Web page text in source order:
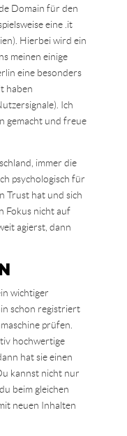
Domain für den
eine .it
Hierbei wird ein
meinen einige
eine besonders
haben
Ich
gemacht und freue
immer die
psychologisch für
Trust hat und sich
Fokus nicht auf
agierst, dann
wichtiger
schon registriert
prüfen.
hochwertige
hat sie einen
kannst nicht nur
beim gleichen
neuen Inhalten